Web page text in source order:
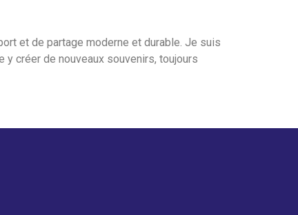
et de partage moderne et durable. Je suis
créer de nouveaux souvenirs, toujours